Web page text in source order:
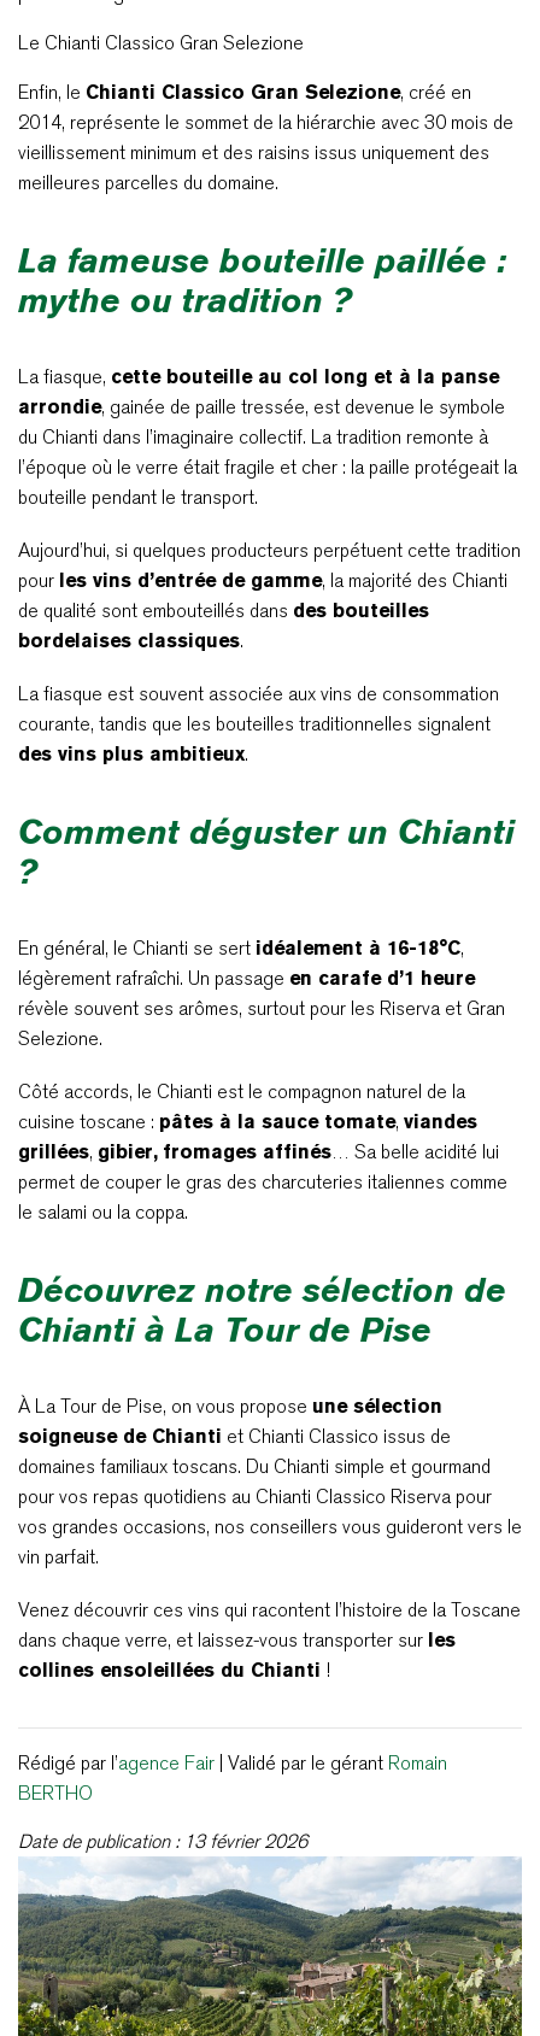
Le Chianti Classico Gran Selezione
Enfin, le Chianti Classico Gran Selezione, créé en
2014, représente le sommet de la hiérarchie avec 30 mois de
vieillissement minimum et des raisins issus uniquement des
meilleures parcelles du domaine.
La fameuse bouteille paillée :
mythe ou tradition ?
La fiasque, cette bouteille au col long et à la panse
arrondie, gainée de paille tressée, est devenue le symbole
du Chianti dans l’imaginaire collectif. La tradition remonte à
l’époque où le verre était fragile et cher : la paille protégeait la
bouteille pendant le transport.
Aujourd’hui, si quelques producteurs perpétuent cette tradition
pour les vins d’entrée de gamme, la majorité des Chianti
de qualité sont embouteillés dans des bouteilles
bordelaises classiques.
La fiasque est souvent associée aux vins de consommation
courante, tandis que les bouteilles traditionnelles signalent
des vins plus ambitieux.
Comment déguster un Chianti
?
En général, le Chianti se sert idéalement à 16-18°C,
légèrement rafraîchi. Un passage en carafe d’1 heure
révèle souvent ses arômes, surtout pour les Riserva et Gran
Selezione.
Côté accords, le Chianti est le compagnon naturel de la
cuisine toscane : pâtes à la sauce tomate, viandes
grillées, gibier, fromages affinés… Sa belle acidité lui
permet de couper le gras des charcuteries italiennes comme
le salami ou la coppa.
Découvrez notre sélection de
Chianti à La Tour de Pise
À La Tour de Pise, on vous propose une sélection
soigneuse de Chianti et Chianti Classico issus de
domaines familiaux toscans. Du Chianti simple et gourmand
pour vos repas quotidiens au Chianti Classico Riserva pour
vos grandes occasions, nos conseillers vous guideront vers le
vin parfait.
Venez découvrir ces vins qui racontent l’histoire de la Toscane
dans chaque verre, et laissez-vous transporter sur les
collines ensoleillées du Chianti !
Rédigé par l’agence Fair | Validé par le gérant Romain
BERTHO
Date de publication : 13 février 2026